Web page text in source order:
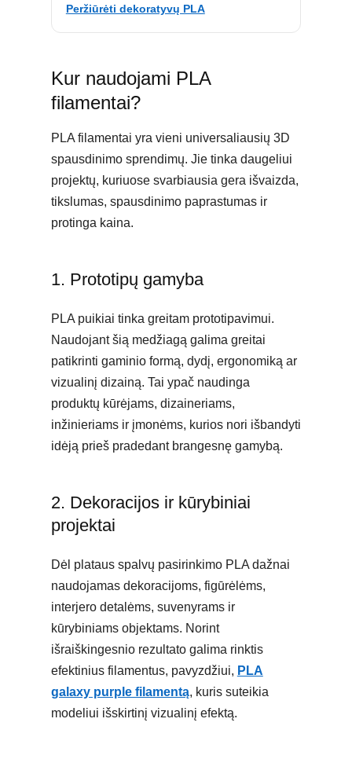
Peržiūrėti dekoratyvų PLA
Kur naudojami PLA
filamentai?
PLA filamentai yra vieni universaliausių 3D
spausdinimo sprendimų. Jie tinka daugeliui
projektų, kuriuose svarbiausia gera išvaizda,
tikslumas, spausdinimo paprastumas ir
protinga kaina.
1. Prototipų gamyba
PLA puikiai tinka greitam prototipavimui.
Naudojant šią medžiagą galima greitai
patikrinti gaminio formą, dydį, ergonomiką ar
vizualinį dizainą. Tai ypač naudinga
produktų kūrėjams, dizaineriams,
inžinieriams ir įmonėms, kurios nori išbandyti
idėją prieš pradedant brangesnę gamybą.
2. Dekoracijos ir kūrybiniai
projektai
Dėl plataus spalvų pasirinkimo PLA dažnai
naudojamas dekoracijoms, figūrėlėms,
interjero detalėms, suvenyrams ir
kūrybiniams objektams. Norint
išraiškingesnio rezultato galima rinktis
efektinius filamentus, pavyzdžiui, PLA
galaxy purple filamentą, kuris suteikia
modeliui išskirtinį vizualinį efektą.